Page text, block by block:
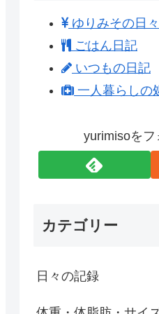
ゆりみその日
ごはん日記
いつもの日記
一人暮らしの
yurimisoをフ
カテゴリー
日々の記録